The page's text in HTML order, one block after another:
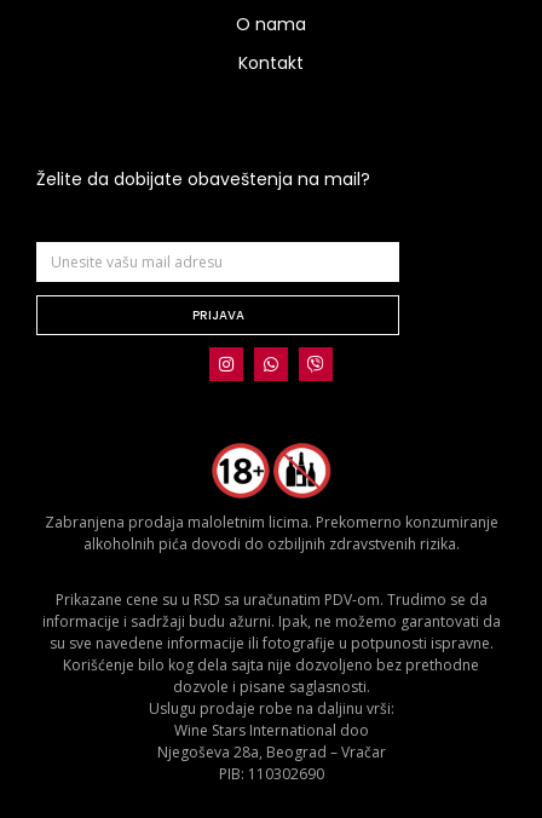
O nama
Kontakt
Želite da dobijate obaveštenja na mail?
PRIJAVA
Zabranjena prodaja maloletnim licima. Prekomerno konzumiranje
alkoholnih pića dovodi do ozbiljnih zdravstvenih rizika.
Prikazane cene su u RSD sa uračunatim PDV-om. Trudimo se da
informacije i sadržaji budu ažurni. Ipak, ne možemo garantovati da
su sve navedene informacije ili fotografije u potpunosti ispravne.
Korišćenje bilo kog dela sajta nije dozvoljeno bez prethodne
dozvole i pisane saglasnosti.
Uslugu prodaje robe na daljinu vrši:
Wine Stars International doo
Njegoševa 28a, Beograd – Vračar
PIB: 110302690